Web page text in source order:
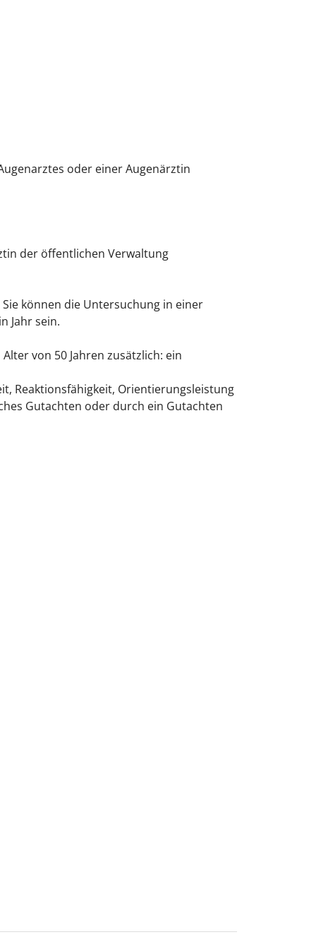
oder einer Augenärztin
der öffentlichen Verwaltung
können die Untersuchung in einer
Jahr sein.
von 50 Jahren zusätzlich: ein
Reaktionsfähigkeit, Orientierungsleistung
Gutachten oder durch ein Gutachten